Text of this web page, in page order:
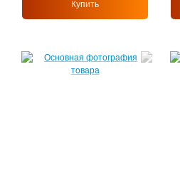
Купить